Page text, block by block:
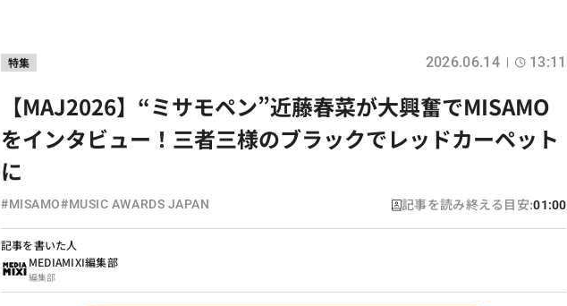
特集 2026.06.14 13:11
【MAJ2026】“ミサモペン”近藤春菜が大興奮でMISAMO
をインタビュー！三者三様のブラックでレッドカーペット
に
#MISAMO#MUSIC AWARDS JAPAN 記事を読み終える目安:01:00
記事を書いた人
MEDIAMIXI編集部
編集部